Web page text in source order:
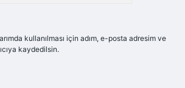
kullanılması için adım, e-posta adresim ve
kaydedilsin.